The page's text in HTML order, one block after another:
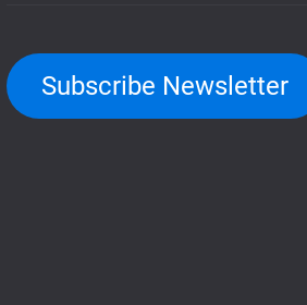
Subscribe Newsletter